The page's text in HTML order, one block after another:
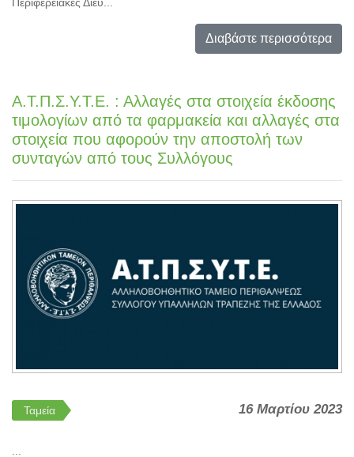
Διαβάστε περισσότερα
Α.Τ.Π.Σ.Υ.Τ.Ε. : Αλλαγές στα στοιχεία έκδοσης
τιμολογίων από τα φαρμακεία και αλλαγές στα
στοιχεία που αφορούν την αποστολή των
συνταγών από τους Συλλόγους
Ταμεία 16 Μαρτίου 2023